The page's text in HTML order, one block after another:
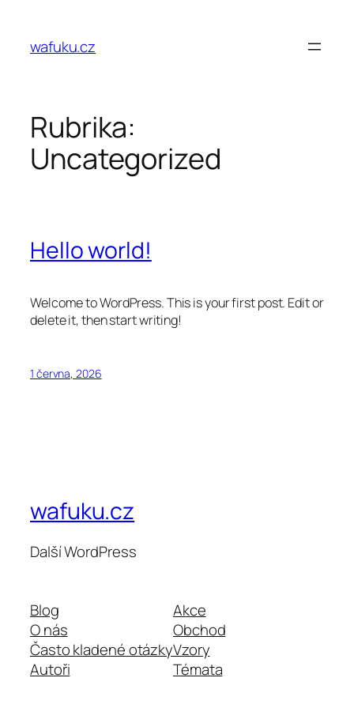
obsahwafuku.cz
Rubrika:
Uncategorized
Hello world!
Welcome to WordPress. This is your first post. Edit or
delete it, then start writing!
1 června, 2026
wafuku.cz
Další WordPress
Blog
O nás
Často kladené otázky
Autoři
Akce
Obchod
Vzory
Témata